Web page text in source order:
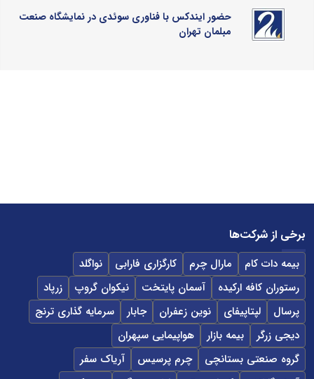
حضور ایندکس با فناوری سوئدی در نمایشگاه صنعت
مبلمان تهران
برخی از شرکت‌ها
بیمه دات کام مارال چرم کارگزاری فارابی
نواگلد
رستوران کافه ارکیده
آسمان پایتخت نیکوان گروپ
زرپاد
پرسال
لپتاپیفای نوین زعفران جابار
سرمایه گذاری ترنج
دیجی زرگر
بیمه بازار
هواپیمایی سپهران
گروه صنعتی بستانچی
چرم پرسیس
آریاک سفر